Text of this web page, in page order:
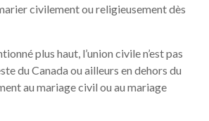
civilement ou religieusement dès
plus haut, l’union civile n’est pas
du Canada ou ailleurs en dehors du
au mariage civil ou au mariage